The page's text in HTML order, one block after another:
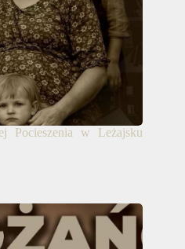
Pocieszenia w Leżajsku